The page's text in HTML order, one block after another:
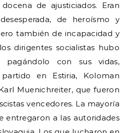
de ajusticiados. Eran
de heroísmo y
también de incapacidad y
dirigentes socialistas hubo
pagándolo con sus vidas,
en Estiria, Koloman
Muenichreiter, que fueron
vencedores. La mayoría
entregaron a las autoridades